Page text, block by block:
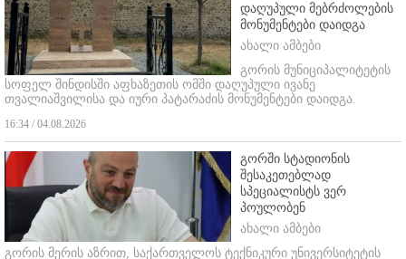
დაღუპული მებრძოლების
მონუმენტები დაიდგა
ახალი ამბები
გორის მუნიციპალიტეტის
სოფელ შინდისში აფხაზეთის ომში დაღუპული ივანე
თვალიაშვილისა და იური პატარაძის მონუმენტები დაიდგა.
16:34 / 04.08.2026
გორში სტადიონის
შესაკეთებლად
სპეციალისტს ვერ
პოულობენ
ახალი ამბები
გორის მერის აზრით, საქართველოს ტექნიკური უნივერსიტეტის